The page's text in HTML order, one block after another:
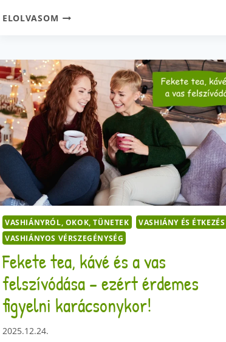
ELOLVASOM AMIKOR
FOLYÉKONY
VASPÓTLÁS
–
MILYEN
ALTERNATÍVÁT
VÁLASSZ?
VASHIÁNYRÓL, OKOK, TÜNETEK
VASHIÁNY ÉS ÉTKEZÉS
VASHIÁNYOS VÉRSZEGÉNYSÉG
Fekete tea, kávé és a vas
felszívódása – ezért érdemes
figyelni karácsonykor!
2025.12.24.